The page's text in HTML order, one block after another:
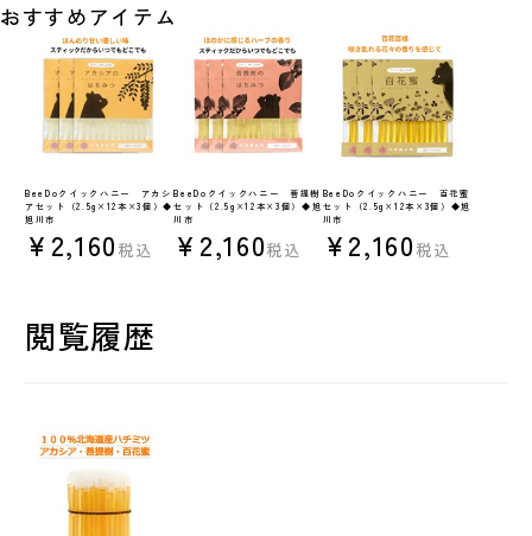
おすすめアイテム
BeeDoクイックハニー アカシ
アセット（2.5g×12本×3個）◆
旭川市
¥2,160 税込
BeeDoクイックハニー 菩提樹
セット（2.5g×12本×3個）◆旭
川市
¥2,160税込
BeeDoクイックハニー 百花蜜
セット（2.5g×12本×3個）◆旭
川市
¥2,160 税込
閲覧履歴